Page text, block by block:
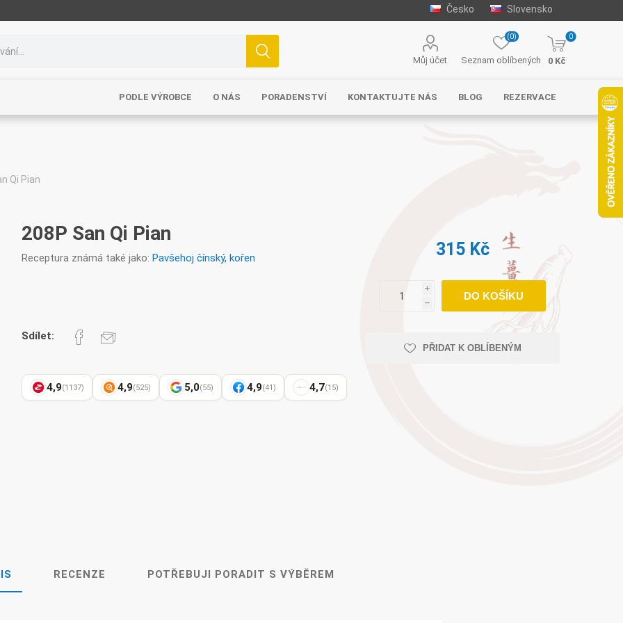
Česko Slovensko
Můj účet Seznam oblíbených
(0) 0
0 Kč
PODLE VÝROBCE O NÁS PORADENSTVÍ KONTAKTUJTE NÁS BLOG REZERVACE
Qi Pian
208P San Qi Pian
Receptura známá také jako: Pavšehoj čínský, kořen
Sdílet:
4,9(1137) 4,9(525) 5,0(55) 4,9(41) 4,7(15)
315 Kč
i
h
DO KOŠÍKU
PŘIDAT K OBLÍBENÝM
RECENZE POTŘEBUJI PORADIT S VÝBĚREM